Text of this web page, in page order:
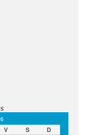
V S D